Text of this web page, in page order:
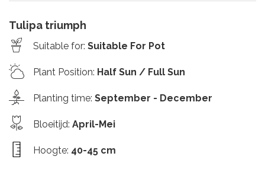
Tulipa triumph
Suitable for: Suitable For Pot
Plant Position: Half Sun / Full Sun
Planting time: September - December
Bloeitijd: April-Mei
Hoogte: 40-45 cm